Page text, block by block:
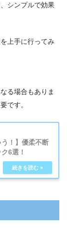
シンプルで効果
上手に行ってみ
る場合もありま
です。
う！】優柔不断
6選！